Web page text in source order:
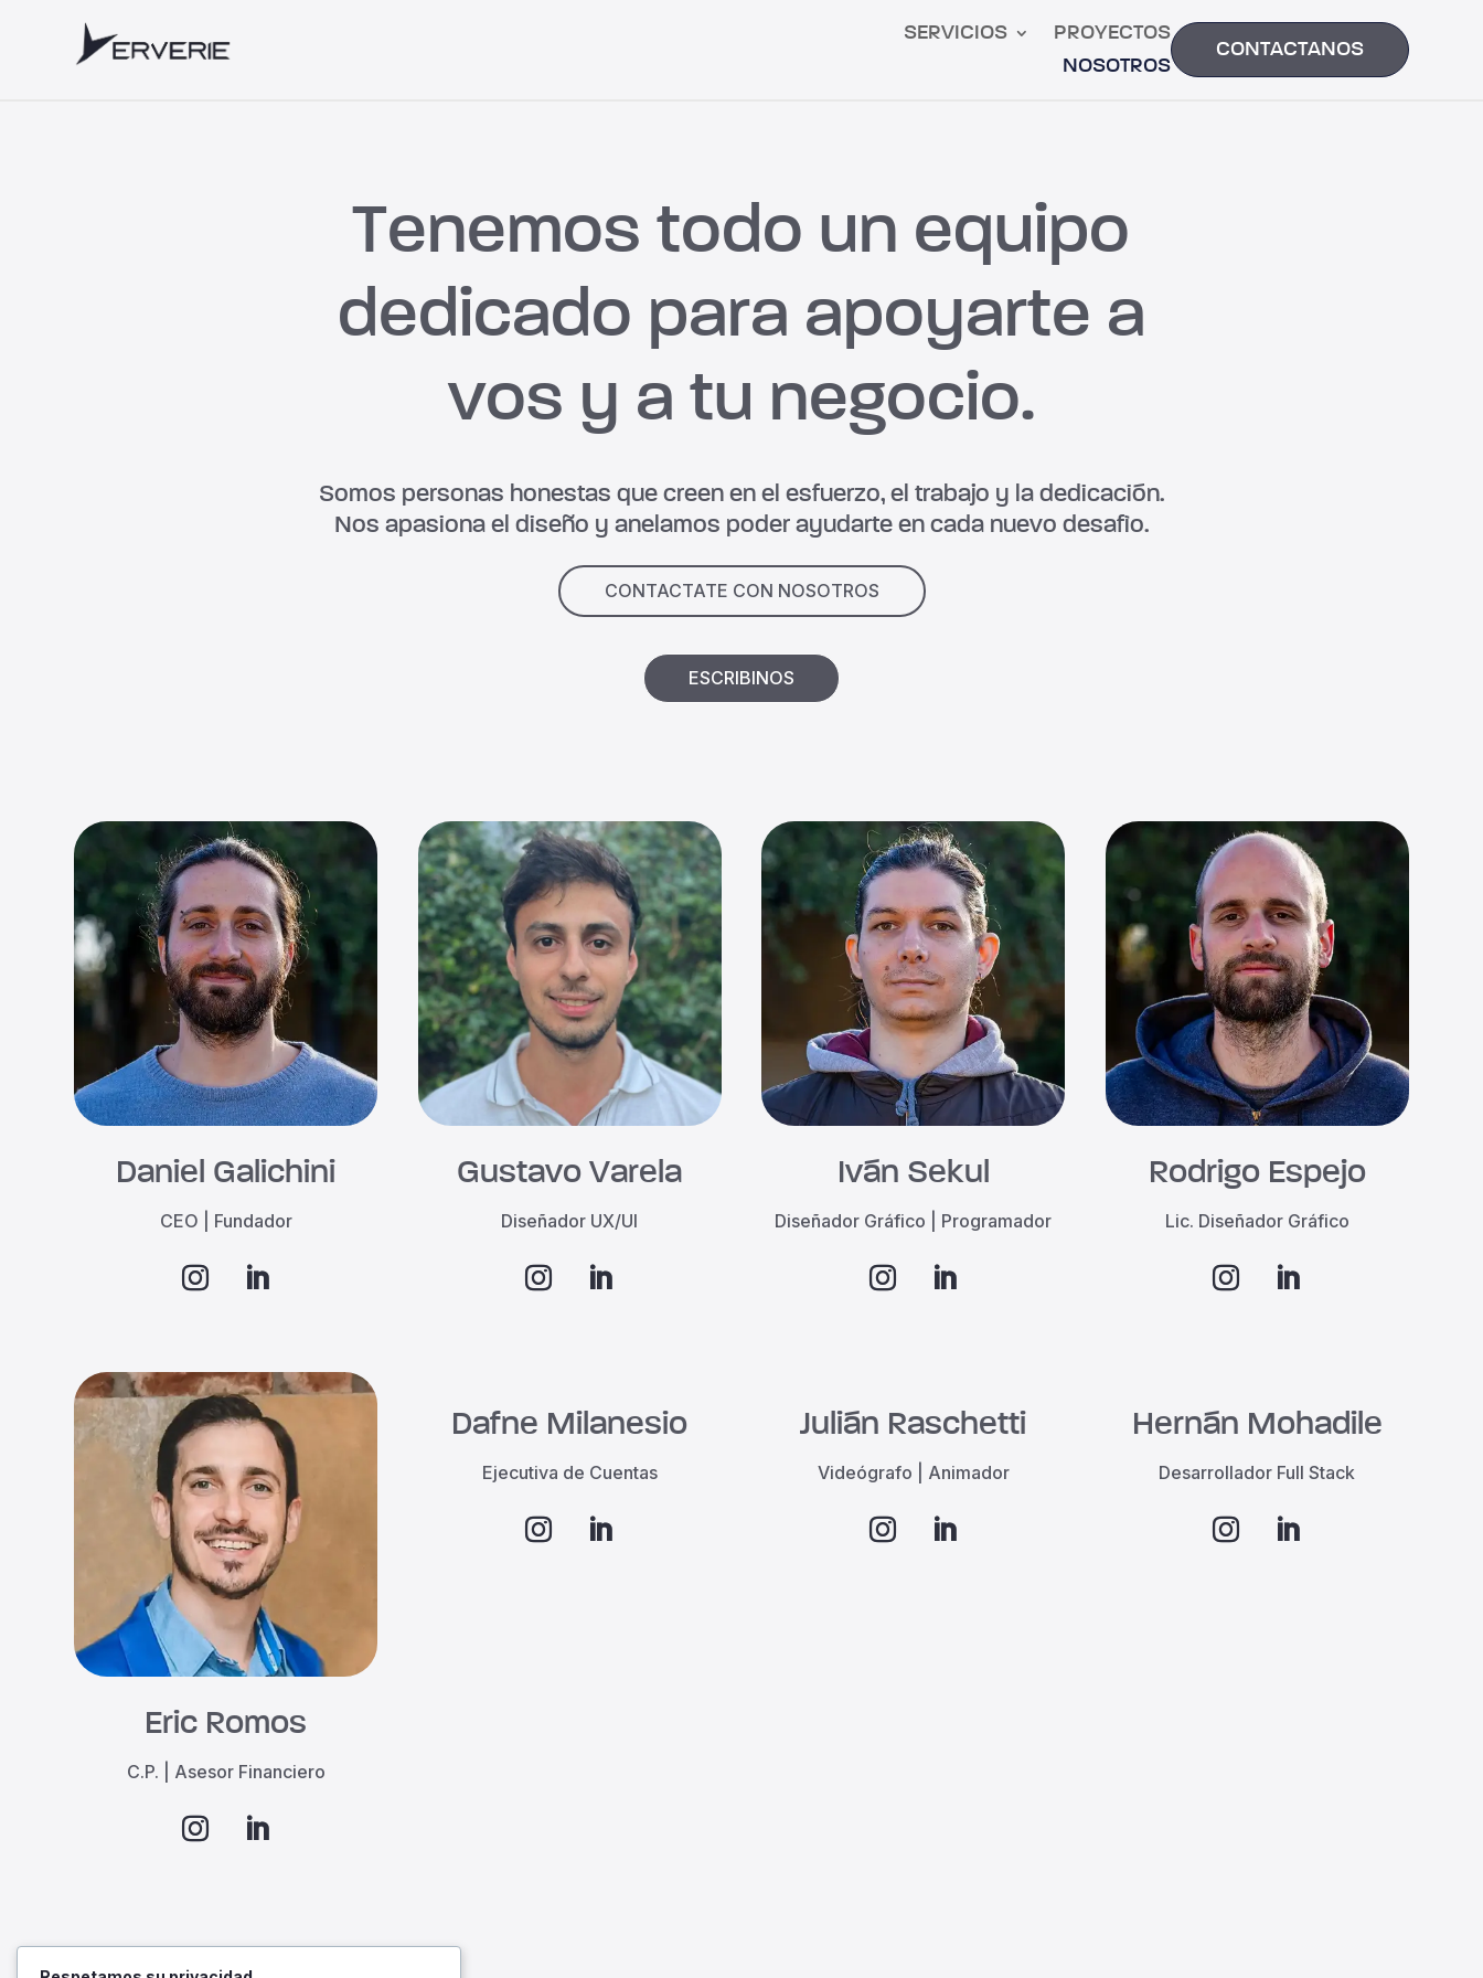
SERVICIOS
PROYECTOS
NOSOTROS
CONTACTANOS
Tenemos todo un equipo
dedicado para apoyarte a
vos y a tu negocio.
Somos personas honestas que creen en el esfuerzo, el trabajo y la dedicación.
Nos apasiona el diseño y anelamos poder ayudarte en cada nuevo desafìo.
CONTACTATE CON NOSOTROS
ESCRIBINOS
Daniel Galichini
CEO | Fundador
Gustavo Varela
Diseñador UX/UI
Iván Sekul
Diseñador Gráfico | Programador
Rodrigo Espejo
Lic. Diseñador Gráfico
Eric Romos
C.P. | Asesor Financiero
Dafne Milanesio
Ejecutiva de Cuentas
Julián Raschetti
Videógrafo | Animador
Hernán Mohadile
Desarrollador Full Stack